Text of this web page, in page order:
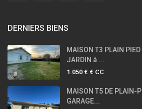
DERNIERS BIENS
MAISON T3 PLAIN PIED
JARDIN à ...
1.050 € € CC
MAISON T5 DE PLAIN-
GARAGE...